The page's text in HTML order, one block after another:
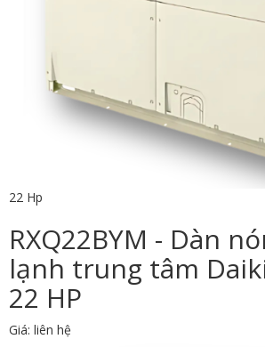
22 Hp
RXQ22BYM - Dàn
lạnh trung tâm
22 HP
Giá: liên hệ